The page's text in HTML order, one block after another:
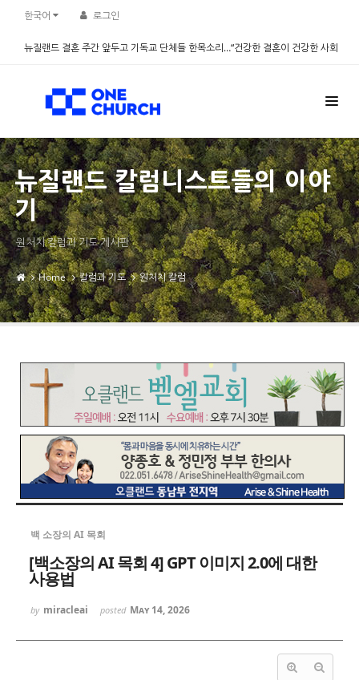
한국어 로그인
뉴질랜드 결혼 주간 앞두고 기독교 단체들 한목소리…“건강한 결혼이 건강한 사회
뉴질랜드 칼럼니스트들의 이야
기
원처치 칼럼과 기도 게시판
Home 칼럼과 기도 원처치 칼럼
백 소장의 AI 목회
[백소장의 AI 목회 4] GPT 이미지 2.0에 대한
사용법
by miracleai posted May 14, 2026
Sketchbook5, 스케치북5